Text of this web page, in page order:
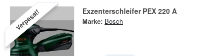
Verpasst! Exzenterschleifer PEX 220 A
Marke: Bosch